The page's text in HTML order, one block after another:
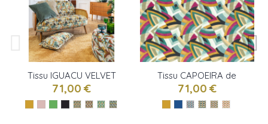
Tissu IGUACU VELVET
de Camengo
71,00 €
Tissu CAPOEIRA de
Camengo
71,00 €